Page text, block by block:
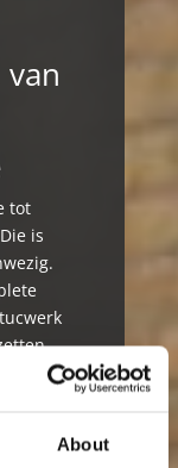
About
tot
is
onder
wat